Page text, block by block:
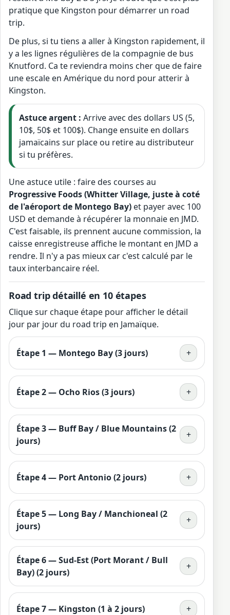
pratique que Kingston pour démarrer un road
trip.
De plus, si tu tiens a aller à Kingston rapidement, il
y a les lignes régulières de la compagnie de bus
Knutford. Ca te reviendra moins cher que de faire
une escale en Amérique du nord pour atterir à
Kingston.
Astuce argent : Arrive avec des dollars US (5,
10$, 50$ et 100$). Change ensuite en dollars
jamaïcains sur place ou retire au distributeur
si tu préfères.
Une astuce utile : faire des courses au
Progressive Foods (Whitter Village, juste à coté
de l'aéroport de Montego Bay) et payer avec 100
USD et demande à récupérer la monnaie en JMD.
C'est faisable, ils prennent aucune commission, la
caisse enregistreuse affiche le montant en JMD a
rendre. Il n'y a pas mieux car c'est calculé par le
taux interbancaire réel.
Road trip détaillé en 10 étapes
Clique sur chaque étape pour afficher le détail
jour par jour du road trip en Jamaïque.
Étape 1 — Montego Bay (3 jours) +
Étape 2 — Ocho Rios (3 jours) +
Étape 3 — Buff Bay / Blue Mountains (2
jours)
+
Étape 4 — Port Antonio (2 jours) +
Étape 5 — Long Bay / Manchioneal (2
jours)
+
Étape 6 — Sud-Est (Port Morant / Bull
Bay) (2 jours)
+
Étape 7 — Kingston (1 à 2 jours) +